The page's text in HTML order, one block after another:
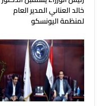
خالد العناني المدير العام
لمنظمة اليونسكو